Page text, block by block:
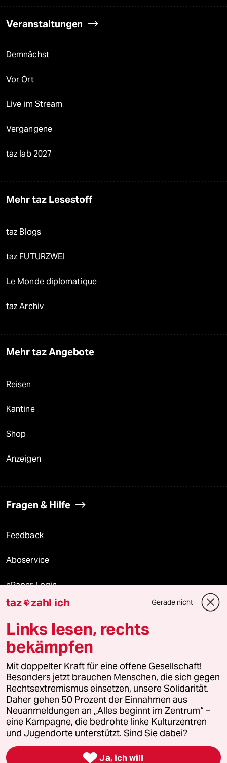
Veranstaltungen
Demnächst
Vor Ort
Live im Stream
Vergangene
taz lab 2027
Mehr taz Lesestoff
taz Blogs
taz FUTURZWEI
Le Monde diplomatique
taz Archiv
Mehr taz Angebote
Reisen
Kantine
Shop
Anzeigen
Fragen & Hilfe
Feedback
Aboservice
ePaper Login
Downloads für Abonnierende
© 2026 taz Verlags und Vertriebs GmbH
Alle Rechte vorbehalten. Bei rechtlichen Fragen oder für Genehmigungen
wenden Sie sich bitte an
lizenzen@taz.de
Feedback Redaktionsstatut Kommune-Richtlinien
Leitlinie Informant Datenschutz Impressum AGB
Seitenwende Einwilligungen widerrufen (Ads)
taz zahl ich Gerade nicht
Links lesen, rechts
bekämpfen
Mit doppelter Kraft für eine offene Gesellschaft!
Besonders jetzt brauchen Menschen, die sich gegen
Rechtsextremismus einsetzen, unsere Solidarität.
Daher gehen 50 Prozent der Einnahmen aus
Neuanmeldungen an „Alles beginnt im Zentrum“ –
eine Kampagne, die bedrohte linke Kulturzentren
und Jugendorte unterstützt. Sind Sie dabei?
 Ja, ich will